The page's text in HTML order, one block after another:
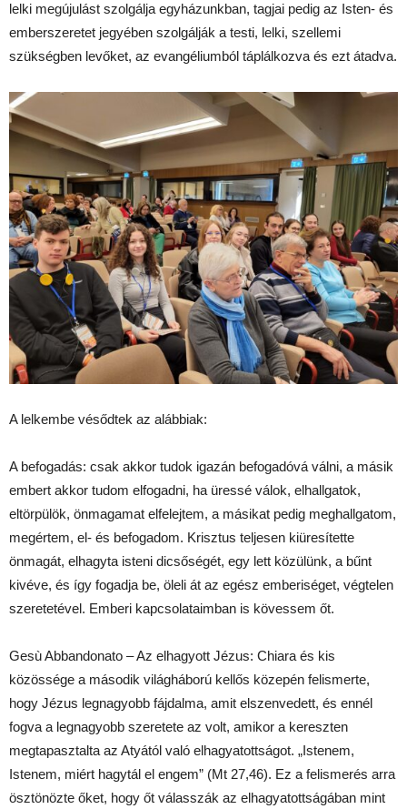
lelki megújulást szolgálja egyházunkban, tagjai pedig az Isten- és
emberszeretet jegyében szolgálják a testi, lelki, szellemi
szükségben levőket, az evangéliumból táplálkozva és ezt átadva.
A lelkembe vésődtek az alábbiak:
A befogadás: csak akkor tudok igazán befogadóvá válni, a másik
embert akkor tudom elfogadni, ha üressé válok, elhallgatok,
eltörpülök, önmagamat elfelejtem, a másikat pedig meghallgatom,
megértem, el- és befogadom. Krisztus teljesen kiüresítette
önmagát, elhagyta isteni dicsőségét, egy lett közülünk, a bűnt
kivéve, és így fogadja be, öleli át az egész emberiséget, végtelen
szeretetével. Emberi kapcsolataimban is kövessem őt.
Gesù Abbandonato – Az elhagyott Jézus: Chiara és kis
közössége a második világháború kellős közepén felismerte,
hogy Jézus legnagyobb fájdalma, amit elszenvedett, és ennél
fogva a legnagyobb szeretete az volt, amikor a kereszten
megtapasztalta az Atyától való elhagyatottságot. „Istenem,
Istenem, miért hagytál el engem” (Mt 27,46). Ez a felismerés arra
ösztönözte őket, hogy őt válasszák az elhagyatottságában mint